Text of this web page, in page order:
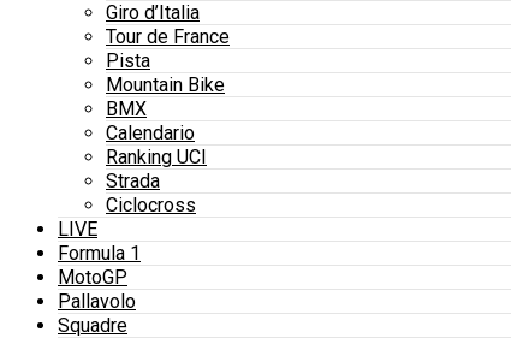
Giro d’Italia
Tour de France
Pista
Mountain Bike
BMX
Calendario
Ranking UCI
Strada
Ciclocross
LIVE
Formula 1
MotoGP
Pallavolo
Squadre